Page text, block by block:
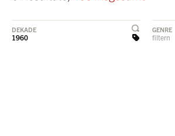
DEKADE
1960
GENRE
filtern